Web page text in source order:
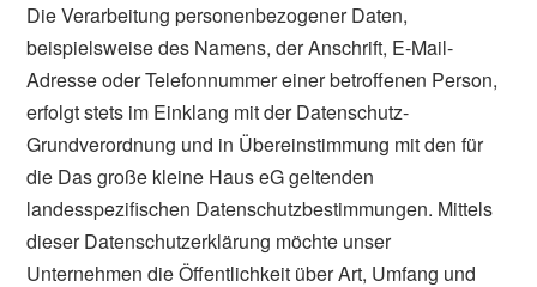
Die Verarbeitung personenbezogener Daten,
beispielsweise des Namens, der Anschrift, E-Mail-
Adresse oder Telefonnummer einer betroffenen Person,
erfolgt stets im Einklang mit der Datenschutz-
Grundverordnung und in Übereinstimmung mit den für
die Das große kleine Haus eG geltenden
landesspezifischen Datenschutzbestimmungen. Mittels
dieser Datenschutzerklärung möchte unser
Unternehmen die Öffentlichkeit über Art, Umfang und